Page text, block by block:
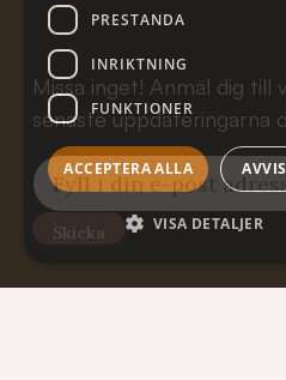
Subscribe
Missa inget! Anmäl dig
senaste uppdateringarna
PRESTANDA
INRIKTNING
FUNKTIONER
ACCEPTERA ALLA
VISA DETALJER